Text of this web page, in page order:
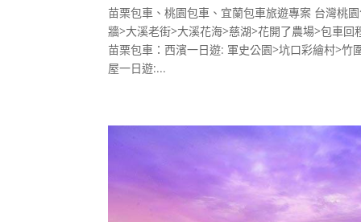
苗栗包車、桃園包車、宜蘭包車旅遊專案 台灣桃
牆>大溪老街>大溪花海>慈湖>花開了農場>包車
苗栗包車：西濱一日遊: 軍史公園>坑口彩繪村>
屋一日遊:...